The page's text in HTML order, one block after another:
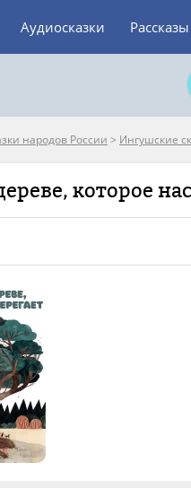
Аудиосказки Рассказы
народов России > Ингушские
которое